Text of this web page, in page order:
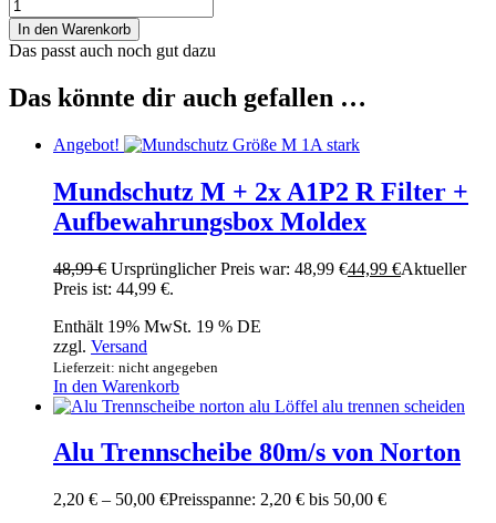
In den Warenkorb
Das passt auch noch gut dazu
Das könnte dir auch gefallen …
Angebot!
Mundschutz M + 2x A1P2 R Filter +
Aufbewahrungsbox Moldex
48,99€ Ursprünglicher Preis war: 48,99 €44,99 €Aktueller
Preis ist: 44,99 €.
Enthält 19% MwSt. 19 % DE
zzgl. Versand
Lieferzeit: nicht angegeben
In den Warenkorb
Alu Trennscheibe 80m/s von Norton
2,20 € – 50,00 €Preisspanne: 2,20 € bis 50,00 €